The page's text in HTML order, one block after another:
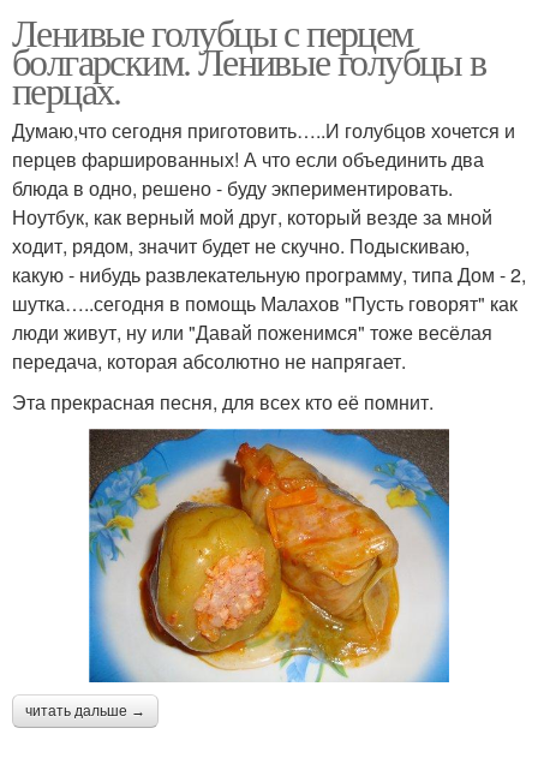
Ленивые голубцы с перцем
болгарским. Ленивые голубцы в
перцах.
Думаю,что сегодня приготовить…..И голубцов хочется и
перцев фаршированных! А что если объединить два
блюда в одно, решено - буду экпериментировать.
Ноутбук, как верный мой друг, который везде за мной
ходит, рядом, значит будет не скучно. Подыскиваю,
какую - нибудь развлекательную программу, типа Дом - 2,
шутка…..сегодня в помощь Малахов "Пусть говорят" как
люди живут, ну или "Давай поженимся" тоже весёлая
передача, которая абсолютно не напрягает.
Эта прекрасная песня, для всех кто её помнит.
читать дальше →